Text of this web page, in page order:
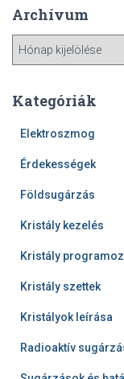
Archívum
h
m
Kategóriák
Elektroszmog
Érdekességek
Földsugárzás
Kristály kezelés
Kristály
Kristály szettek
Kristályok leírása
Radioaktív